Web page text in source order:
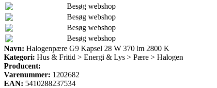
Besøg webshop
Besøg webshop
Besøg webshop
Besøg webshop
Navn: Halogenpære G9 Kapsel 28 W 370 lm 2800 K
Kategori: Hus & Fritid > Energi & Lys > Pære > Halogen
Producent:
Varenummer: 1202682
EAN: 5410288237534